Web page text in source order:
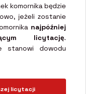
komornika będzie
jeżeli zostanie
najpóźniej
licytację.
stanowi dowodu
licytacji